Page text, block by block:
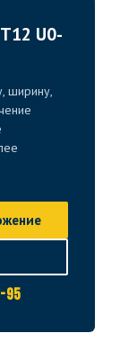
U0-
ширину,
95